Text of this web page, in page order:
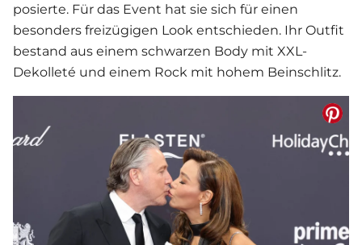
posierte. Für das Event hat sie sich für einen
besonders freizügigen Look entschieden. Ihr Outfit
bestand aus einem schwarzen Body mit XXL-
Dekolleté und einem Rock mit hohem Beinschlitz.